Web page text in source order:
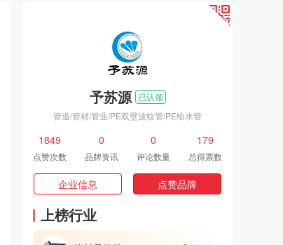
予苏源
已认领
管道/管材/管业/PE双壁波纹管/PE给水管
1849
点赞次数
0
品牌资讯
0
评论数量
179
总得票数
企业信息 点赞品牌
上榜行业